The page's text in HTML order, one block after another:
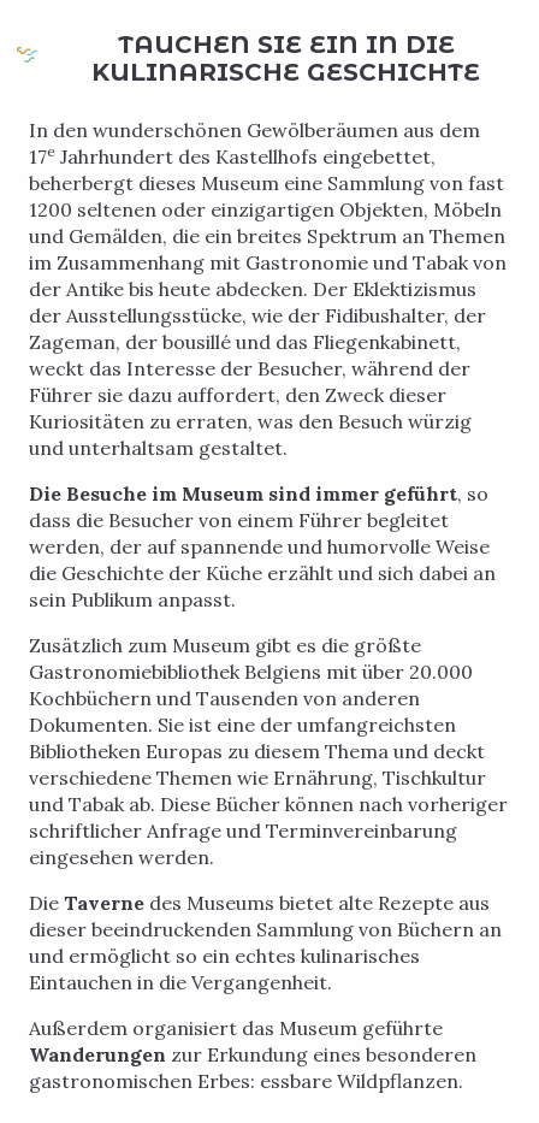
TAUCHEN SIE EIN IN DIE
KULINARISCHE GESCHICHTE
In den wunderschönen Gewölberäumen aus dem
17e Jahrhundert des Kastellhofs eingebettet,
beherbergt dieses Museum eine Sammlung von fast
1200 seltenen oder einzigartigen Objekten, Möbeln
und Gemälden, die ein breites Spektrum an Themen
im Zusammenhang mit Gastronomie und Tabak von
der Antike bis heute abdecken. Der Eklektizismus
der Ausstellungsstücke, wie der Fidibushalter, der
Zageman, der bousillé und das Fliegenkabinett,
weckt das Interesse der Besucher, während der
Führer sie dazu auffordert, den Zweck dieser
Kuriositäten zu erraten, was den Besuch würzig
und unterhaltsam gestaltet.
Die Besuche im Museum sind immer geführt, so
dass die Besucher von einem Führer begleitet
werden, der auf spannende und humorvolle Weise
die Geschichte der Küche erzählt und sich dabei an
sein Publikum anpasst.
Zusätzlich zum Museum gibt es die größte
Gastronomiebibliothek Belgiens mit über 20.000
Kochbüchern und Tausenden von anderen
Dokumenten. Sie ist eine der umfangreichsten
Bibliotheken Europas zu diesem Thema und deckt
verschiedene Themen wie Ernährung, Tischkultur
und Tabak ab. Diese Bücher können nach vorheriger
schriftlicher Anfrage und Terminvereinbarung
eingesehen werden.
Die Taverne des Museums bietet alte Rezepte aus
dieser beeindruckenden Sammlung von Büchern an
und ermöglicht so ein echtes kulinarisches
Eintauchen in die Vergangenheit.
Außerdem organisiert das Museum geführte
Wanderungen zur Erkundung eines besonderen
gastronomischen Erbes: essbare Wildpflanzen.